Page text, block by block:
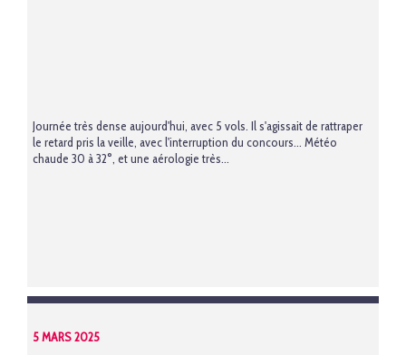
Journée très dense aujourd'hui, avec 5 vols. Il s'agissait de rattraper
le retard pris la veille, avec l'interruption du concours... Météo
chaude 30 à 32°, et une aérologie très...
5 MARS 2025